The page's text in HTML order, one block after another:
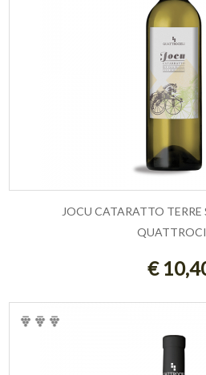
AGGIUNGI AL
JOCU CATARATTO
€